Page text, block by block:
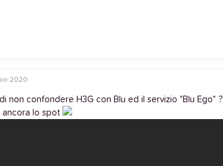
2020
non confondere H3G con Blu ed il servizio "Blu Ego" ?
ancora lo spot